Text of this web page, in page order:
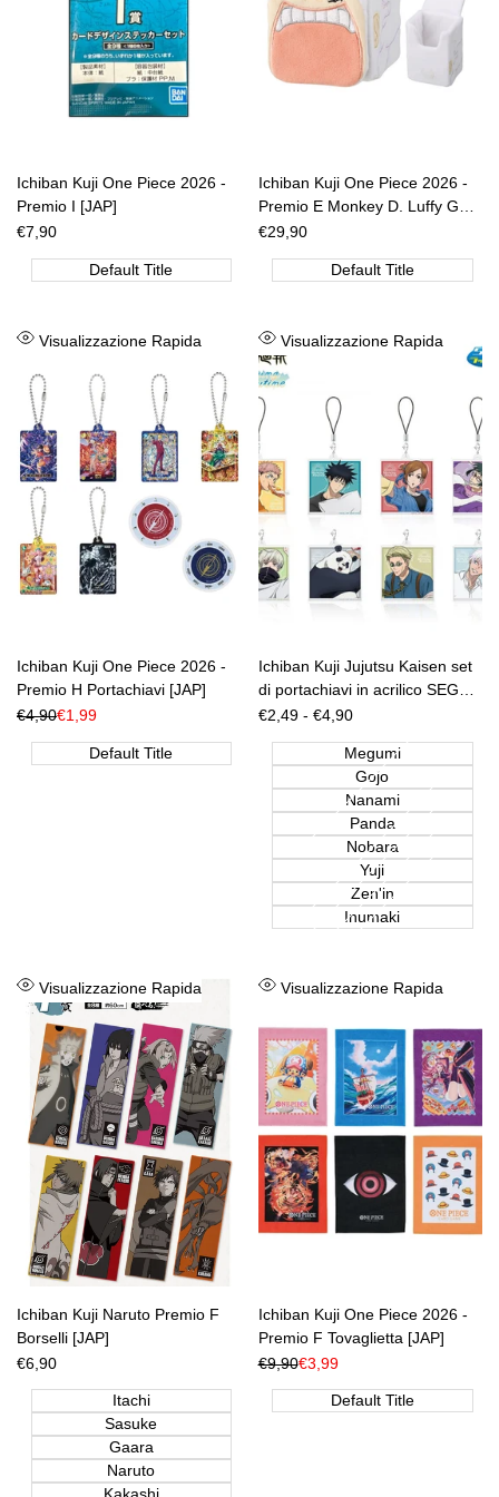
Ichiban Kuji One Piece 2026 -
Premio I [JAP]
Prezzo
vendita
€7,90
Default Title
Ichiban Kuji One Piece 2026 -
Premio E Monkey D. Luffy Gear
5 [JAP]
Prezzo
vendita
€29,90
Default Title
Aggiungi
lista
dei
desideri
Visualizzazione Rapida
Ichiban Kuji One Piece 2026 -
Premio H Portachiavi [JAP]
Prezzo
€4,90Prezzo
vendita
€1,99
Default Title
Aggiungi
alla
lista
Visualizzazione Rapida
Ichiban Kuji Jujutsu Kaisen set
di portachiavi in acrilico SEGA
Morning Routine [JAP]
Prezzo
vendita
€2,49- €4,90
Megumi
Gojo
Nanami
Panda
Nobara
Yuji
Zen'in
Inumaki
Aggiungi
alla
lista
dei
desideri
Visualizzazione Rapida
Ichiban Kuji Naruto Premio F
Borselli [JAP]
Prezzo
vendita
€6,90
Itachi
Sasuke
Gaara
Naruto
Aggiungi
lista
dei
desideri
Visualizzazione Rapida
Ichiban Kuji One Piece 2026 -
Premio F Tovaglietta [JAP]
Prezzo
€9,90Prezzo
vendita
€3,99
Default Title